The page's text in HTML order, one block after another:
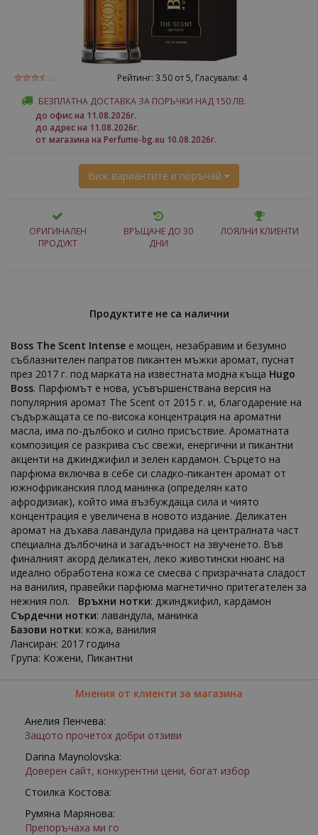
Рейтинг: 3.50от 5, Гласували: 4
БЕЗПЛАТНА ДОСТАВКА ЗА ПОРЪЧКИ НАД 150 ЛВ.
до офис на 11.08.2026г.
до адрес на 11.08.2026г.
от магазина на Perfume-bg.eu 10.08.2026г.
Виж вариантите и поръчай
ОРИГИНАЛЕН
ПРОДУКТ
ВРЪЩАНЕ ДО 30
ДНИ
ЛОЯЛНИ КЛИЕНТИ
Продуктите не са налични
Boss The Scent Intense е мощен, незабравим и безумно
съблазнителен папратов пикантен мъжки аромат, пуснат
през 2017 г. под марката на известната модна къща Hugo
Boss. Парфюмът е нова, усъвършенствана версия на
популярния аромат The Scent от 2015 г. и, благодарение на
съдържащата се по-висока концентрация на ароматни
масла, има по-дълбоко и силно присъствие. Ароматната
композиция се разкрива със свежи, енергични и пикантни
акценти на джинджифил и зелен кардамон. Сърцето на
парфюма включва в себе си сладко-пикантен аромат от
южнофриканския плод манинка (определян като
афродизиак), който има възбуждаща сила и чиято
концентрация е увеличена в новото издание. Деликатен
аромат на дъхава лавандула придава на централната част
специална дълбочина и загадъчност на звученето. Във
финалният акорд деликатен, леко животински нюанс на
идеално обработена кожа се смесва с призрачната сладост
на ванилия, правейки парфюма магнетично притегателен за
нежния пол. Връхни нотки: джинджифил, кардамон
Сърдечни нотки: лавандула, манинка
Базови нотки: кожа, ванилия
Лансиран: 2017 година
Група: Кожени, Пикантни
Мнения от клиенти за магазина
Анелия Пенчева:
Защото прочетох добри отзиви
Darina Maynolovska:
Доверен сайт, конкурентни цени, богат избор
Стоилка Костова:
Румяна Марянова:
Препоръчаха ми го